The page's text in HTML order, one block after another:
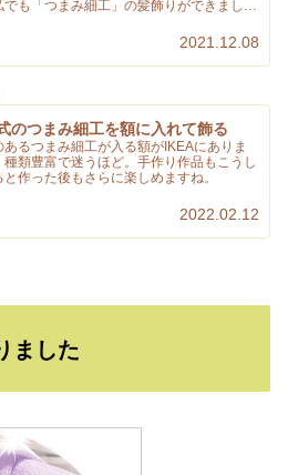
でも「つまみ細工」の髪飾りができまし
2021.12.08
のつまみ細工を額に入れて飾る
あるつまみ細工が入る額がIKEAにありま
種類豊富で迷うほど。手作り作品もこうし
と作った後もさらに楽しめますね。
2022.02.12
ました